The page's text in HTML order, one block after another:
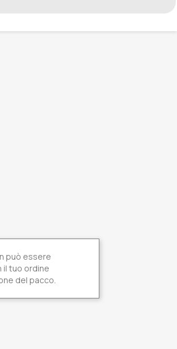
può essere
il tuo ordine
del pacco.